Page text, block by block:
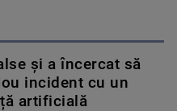
şi a încercat să
incident cu un
artificială